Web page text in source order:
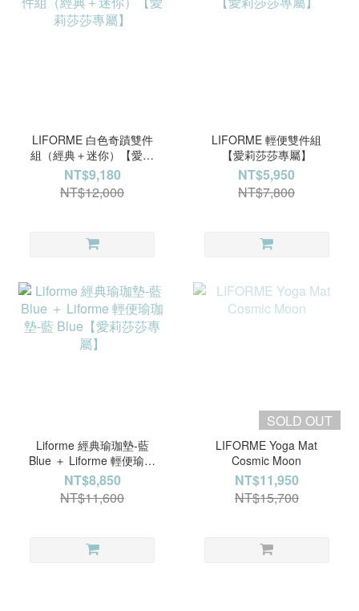
LIFORME 白色奇蹟雙件
組（經典＋迷你）【愛莉
莎莎專屬】
NT$9,180
NT$12,000
LIFORME 輕便雙件組
【愛莉莎莎專屬】
NT$5,950
NT$7,800
Liforme 經典瑜珈墊-藍
Blue ＋ Liforme 輕便瑜珈
墊-藍 Blue【愛莉莎莎專
屬】
NT$8,850
NT$11,600
SOLD OUT
LIFORME Yoga Mat
Cosmic Moon
NT$11,950
NT$15,700